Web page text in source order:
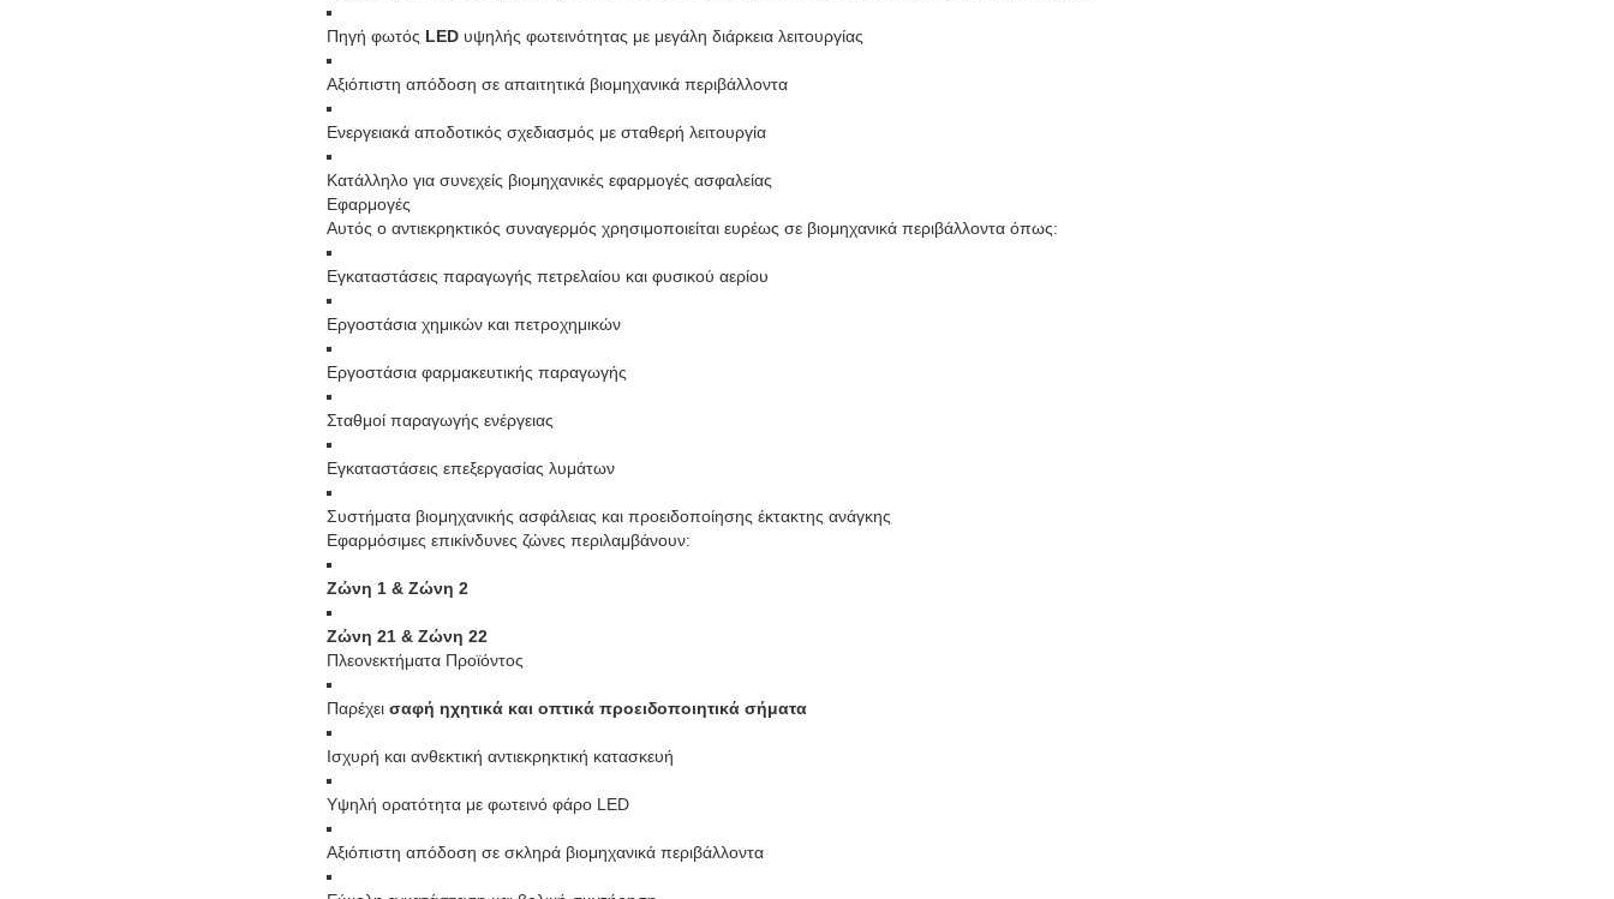
Πηγή φωτός LED υψηλής φωτεινότητας με μεγάλη διάρκεια λειτουργίας
Αξιόπιστη απόδοση σε απαιτητικά βιομηχανικά περιβάλλοντα
Ενεργειακά αποδοτικός σχεδιασμός με σταθερή λειτουργία
Κατάλληλο για συνεχείς βιομηχανικές εφαρμογές ασφαλείας
Εφαρμογές
Αυτός ο αντιεκρηκτικός συναγερμός χρησιμοποιείται ευρέως σε βιομηχανικά περιβάλλοντα όπως:
Εγκαταστάσεις παραγωγής πετρελαίου και φυσικού αερίου
Εργοστάσια χημικών και πετροχημικών
Εργοστάσια φαρμακευτικής παραγωγής
Σταθμοί παραγωγής ενέργειας
Εγκαταστάσεις επεξεργασίας λυμάτων
Συστήματα βιομηχανικής ασφάλειας και προειδοποίησης έκτακτης ανάγκης
Εφαρμόσιμες επικίνδυνες ζώνες περιλαμβάνουν:
Ζώνη 1 & Ζώνη 2
Ζώνη 21 & Ζώνη 22
Πλεονεκτήματα Προϊόντος
Παρέχει σαφή ηχητικά και οπτικά προειδοποιητικά σήματα
Ισχυρή και ανθεκτική αντιεκρηκτική κατασκευή
Υψηλή ορατότητα με φωτεινό φάρο LED
Αξιόπιστη απόδοση σε σκληρά βιομηχανικά περιβάλλοντα